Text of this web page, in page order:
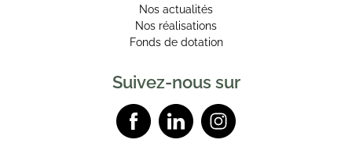
Nos actualités
Nos réalisations
Fonds de dotation
Suivez-nous sur